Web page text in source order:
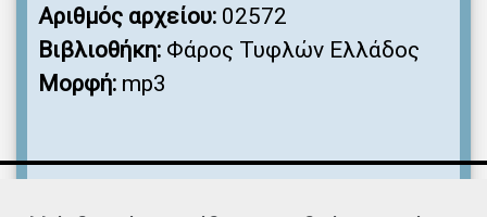
Αριθμός αρχείου: 02572
Βιβλιοθήκη: Φάρος Τυφλών Ελλάδος
Μορφή: mp3